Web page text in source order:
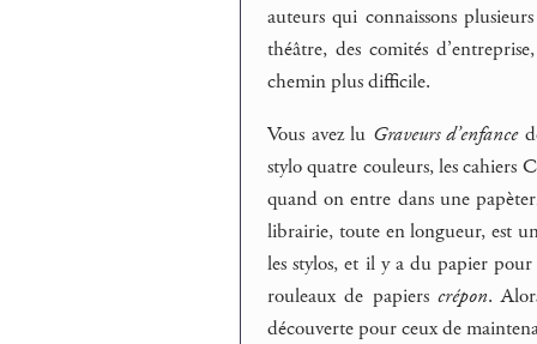
auteurs qui connaissons
théâtre, des comités
chemin plus difficile.
Vous avez lu Graveurs d’enfance
stylo quatre couleurs, les cahiers
quand on entre dans une
librairie, toute en longueur, est
les stylos, et il y a du papier
rouleaux de papierscrépon.
découverte pour ceux de